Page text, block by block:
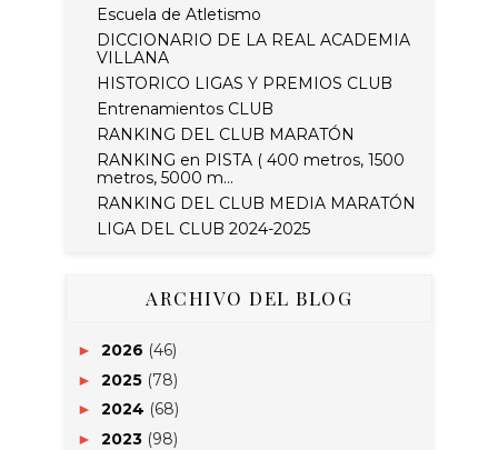
Escuela de Atletismo
DICCIONARIO DE LA REAL ACADEMIA
VILLANA
HISTORICO LIGAS Y PREMIOS CLUB
Entrenamientos CLUB
RANKING DEL CLUB MARATÓN
RANKING en PISTA ( 400 metros, 1500
metros, 5000 m...
RANKING DEL CLUB MEDIA MARATÓN
LIGA DEL CLUB 2024-2025
ARCHIVO DEL BLOG
► 2026 (46)
► 2025 (78)
► 2024 (68)
► 2023 (98)